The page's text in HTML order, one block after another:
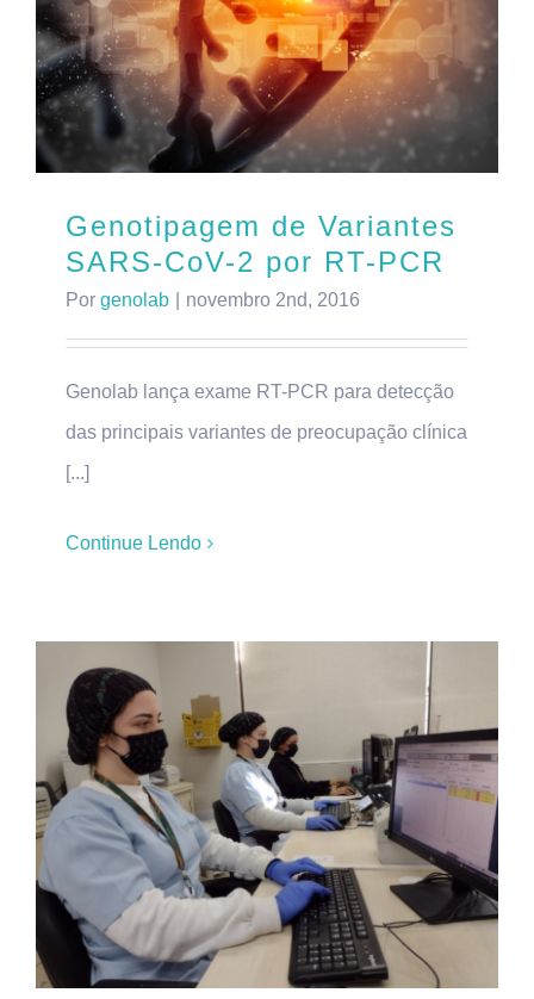
Genotipagem de Variantes
SARS-CoV-2 por RT-PCR
Por genolab novembro 2nd, 2016
Genolab lança exame RT-PCR para detecção
das principais variantes de preocupação clínica
[...]
Continue Lendo